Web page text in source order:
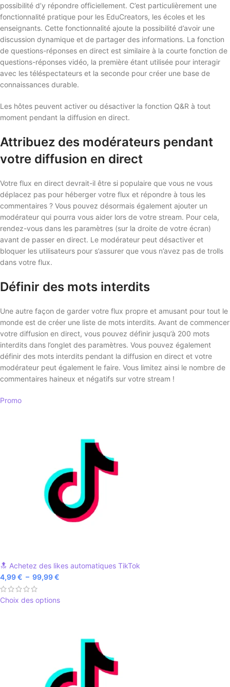
possibilité d’y répondre officiellement. C’est particulièrement une
fonctionnalité pratique pour les EduCreators, les écoles et les
enseignants. Cette fonctionnalité ajoute la possibilité d’avoir une
discussion dynamique et de partager des informations. La fonction
de questions-réponses en direct est similaire à la courte fonction de
questions-réponses vidéo, la première étant utilisée pour interagir
avec les téléspectateurs et la seconde pour créer une base de
connaissances durable.
Les hôtes peuvent activer ou désactiver la fonction Q&R à tout
moment pendant la diffusion en direct.
Attribuez des modérateurs pendant
votre diffusion en direct
Votre flux en direct devrait-il être si populaire que vous ne vous
déplacez pas pour héberger votre flux et répondre à tous les
commentaires ? Vous pouvez désormais également ajouter un
modérateur qui pourra vous aider lors de votre stream. Pour cela,
rendez-vous dans les paramètres (sur la droite de votre écran)
avant de passer en direct. Le modérateur peut désactiver et
bloquer les utilisateurs pour s’assurer que vous n’avez pas de trolls
dans votre flux.
Définir des mots interdits
Une autre façon de garder votre flux propre et amusant pour tout le
monde est de créer une liste de mots interdits. Avant de commencer
votre diffusion en direct, vous pouvez définir jusqu’à 200 mots
interdits dans l’onglet des paramètres. Vous pouvez également
définir des mots interdits pendant la diffusion en direct et votre
modérateur peut également le faire. Vous limitez ainsi le nombre de
commentaires haineux et négatifs sur votre stream !
Promo
🔝 Achetez des likes automatiques TikTok
4,99€ – 99,99€
Choix des options